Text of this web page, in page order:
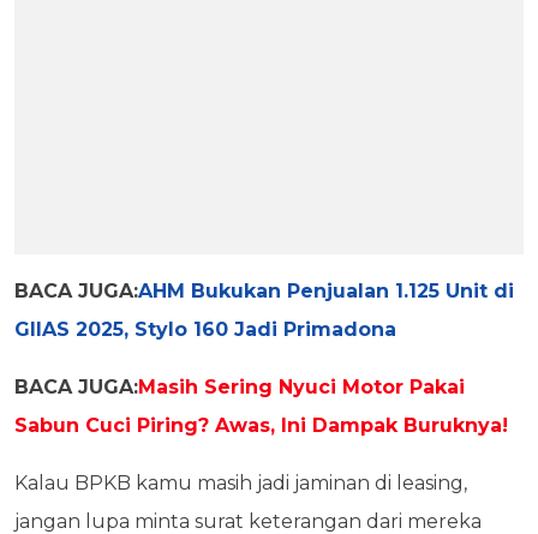
BACA JUGA:AHM Bukukan Penjualan 1.125 Unit di
GIIAS 2025, Stylo 160 Jadi Primadona
BACA JUGA:Masih Sering Nyuci Motor Pakai
Sabun Cuci Piring? Awas, Ini Dampak Buruknya!
Kalau BPKB kamu masih jadi jaminan di leasing,
jangan lupa minta surat keterangan dari mereka